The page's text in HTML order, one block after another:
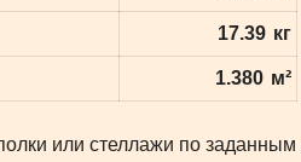
17.39 кг
1.380 м²
или стеллажи по заданным